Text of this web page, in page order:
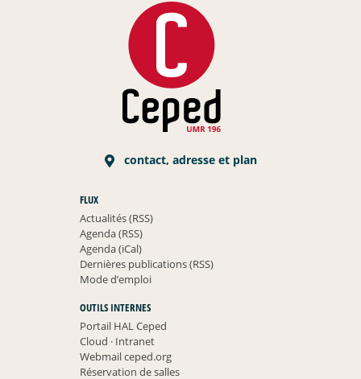
contact, adresse et plan
FLUX
Actualités (RSS)
Agenda (RSS)
Agenda (iCal)
Dernières publications (RSS)
Mode d’emploi
OUTILS INTERNES
Portail HAL Ceped
Cloud ·Intranet
Webmail ceped.org
Réservation de salles